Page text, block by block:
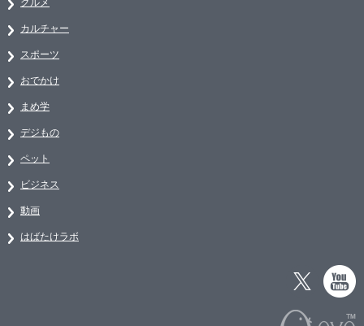
カルチャー
スポーツ
おでかけ
まめ学
デジもの
ペット
ビジネス
動画
はばたけラボ